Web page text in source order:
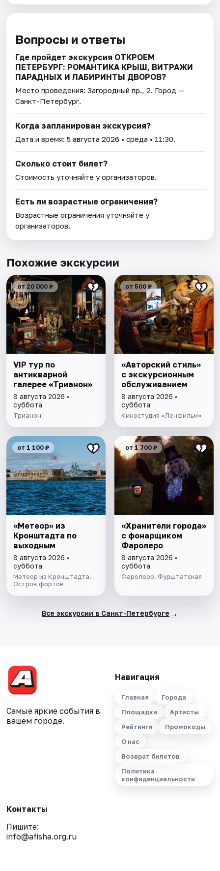
Вопросы и ответы
Где пройдет экскурсия ОТКРОЕМ
ПЕТЕРБУРГ: РОМАНТИКА КРЫШ, ВИТРАЖИ
ПАРАДНЫХ И ЛАБИРИНТЫ ДВОРОВ?
Место проведения:Загородный пр., 2. Город —
Санкт-Петербург.
Когда запланирован экскурсия?
Дата и время:5 августа 2026 • среда • 11:30.
Сколько стоит билет?
Стоимость уточняйте у организаторов.
Есть ли возрастные ограничения?
Возрастные ограничения уточняйте у
организаторов.
Похожие экскурсии
от 20 000 ₽
VIP тур по
антикварной
галерее «Трианон»
8 августа 2026 •
суббота
Трианон
от 500 ₽
«Авторский стиль»
с экскурсионным
обслуживанием
8 августа 2026 •
суббота
Киностудия «Ленфильм»
от 1 100 ₽
«Метеор» из
Кронштадта по
выходным
8 августа 2026 •
суббота
Метеор из Кронштадта.
Остров фортов
от 1 700 ₽
«Хранители города»
с фонарщиком
Фаролеро
8 августа 2026 •
суббота
Фаролеро. Фурштатская
Все экскурсии в Санкт-Петербурге →
Самые яркие события в
вашем городе.
Навигация
Главная
Города
Площадки
Артисты
Рейтинги
Промокоды
О нас
Возврат билетов
Политика
конфиденциальности
Контакты
Пишите:
info@afisha.org.ru